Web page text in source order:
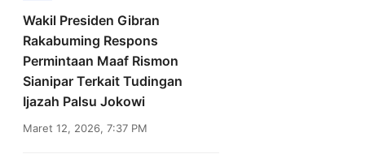
Wakil Presiden Gibran
Rakabuming Respons
Permintaan Maaf Rismon
Sianipar Terkait Tudingan
Ijazah Palsu Jokowi
Maret 12, 2026, 7:37 PM